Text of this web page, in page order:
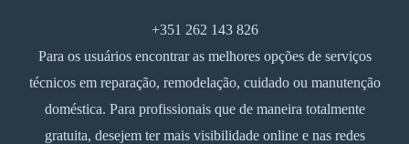
+351 262 143 826
Para os usuários encontrar as melhores opções de serviços
técnicos em reparação, remodelação, cuidado ou manutenção
doméstica. Para profissionais que de maneira totalmente
gratuita, desejem ter mais visibilidade online e nas redes